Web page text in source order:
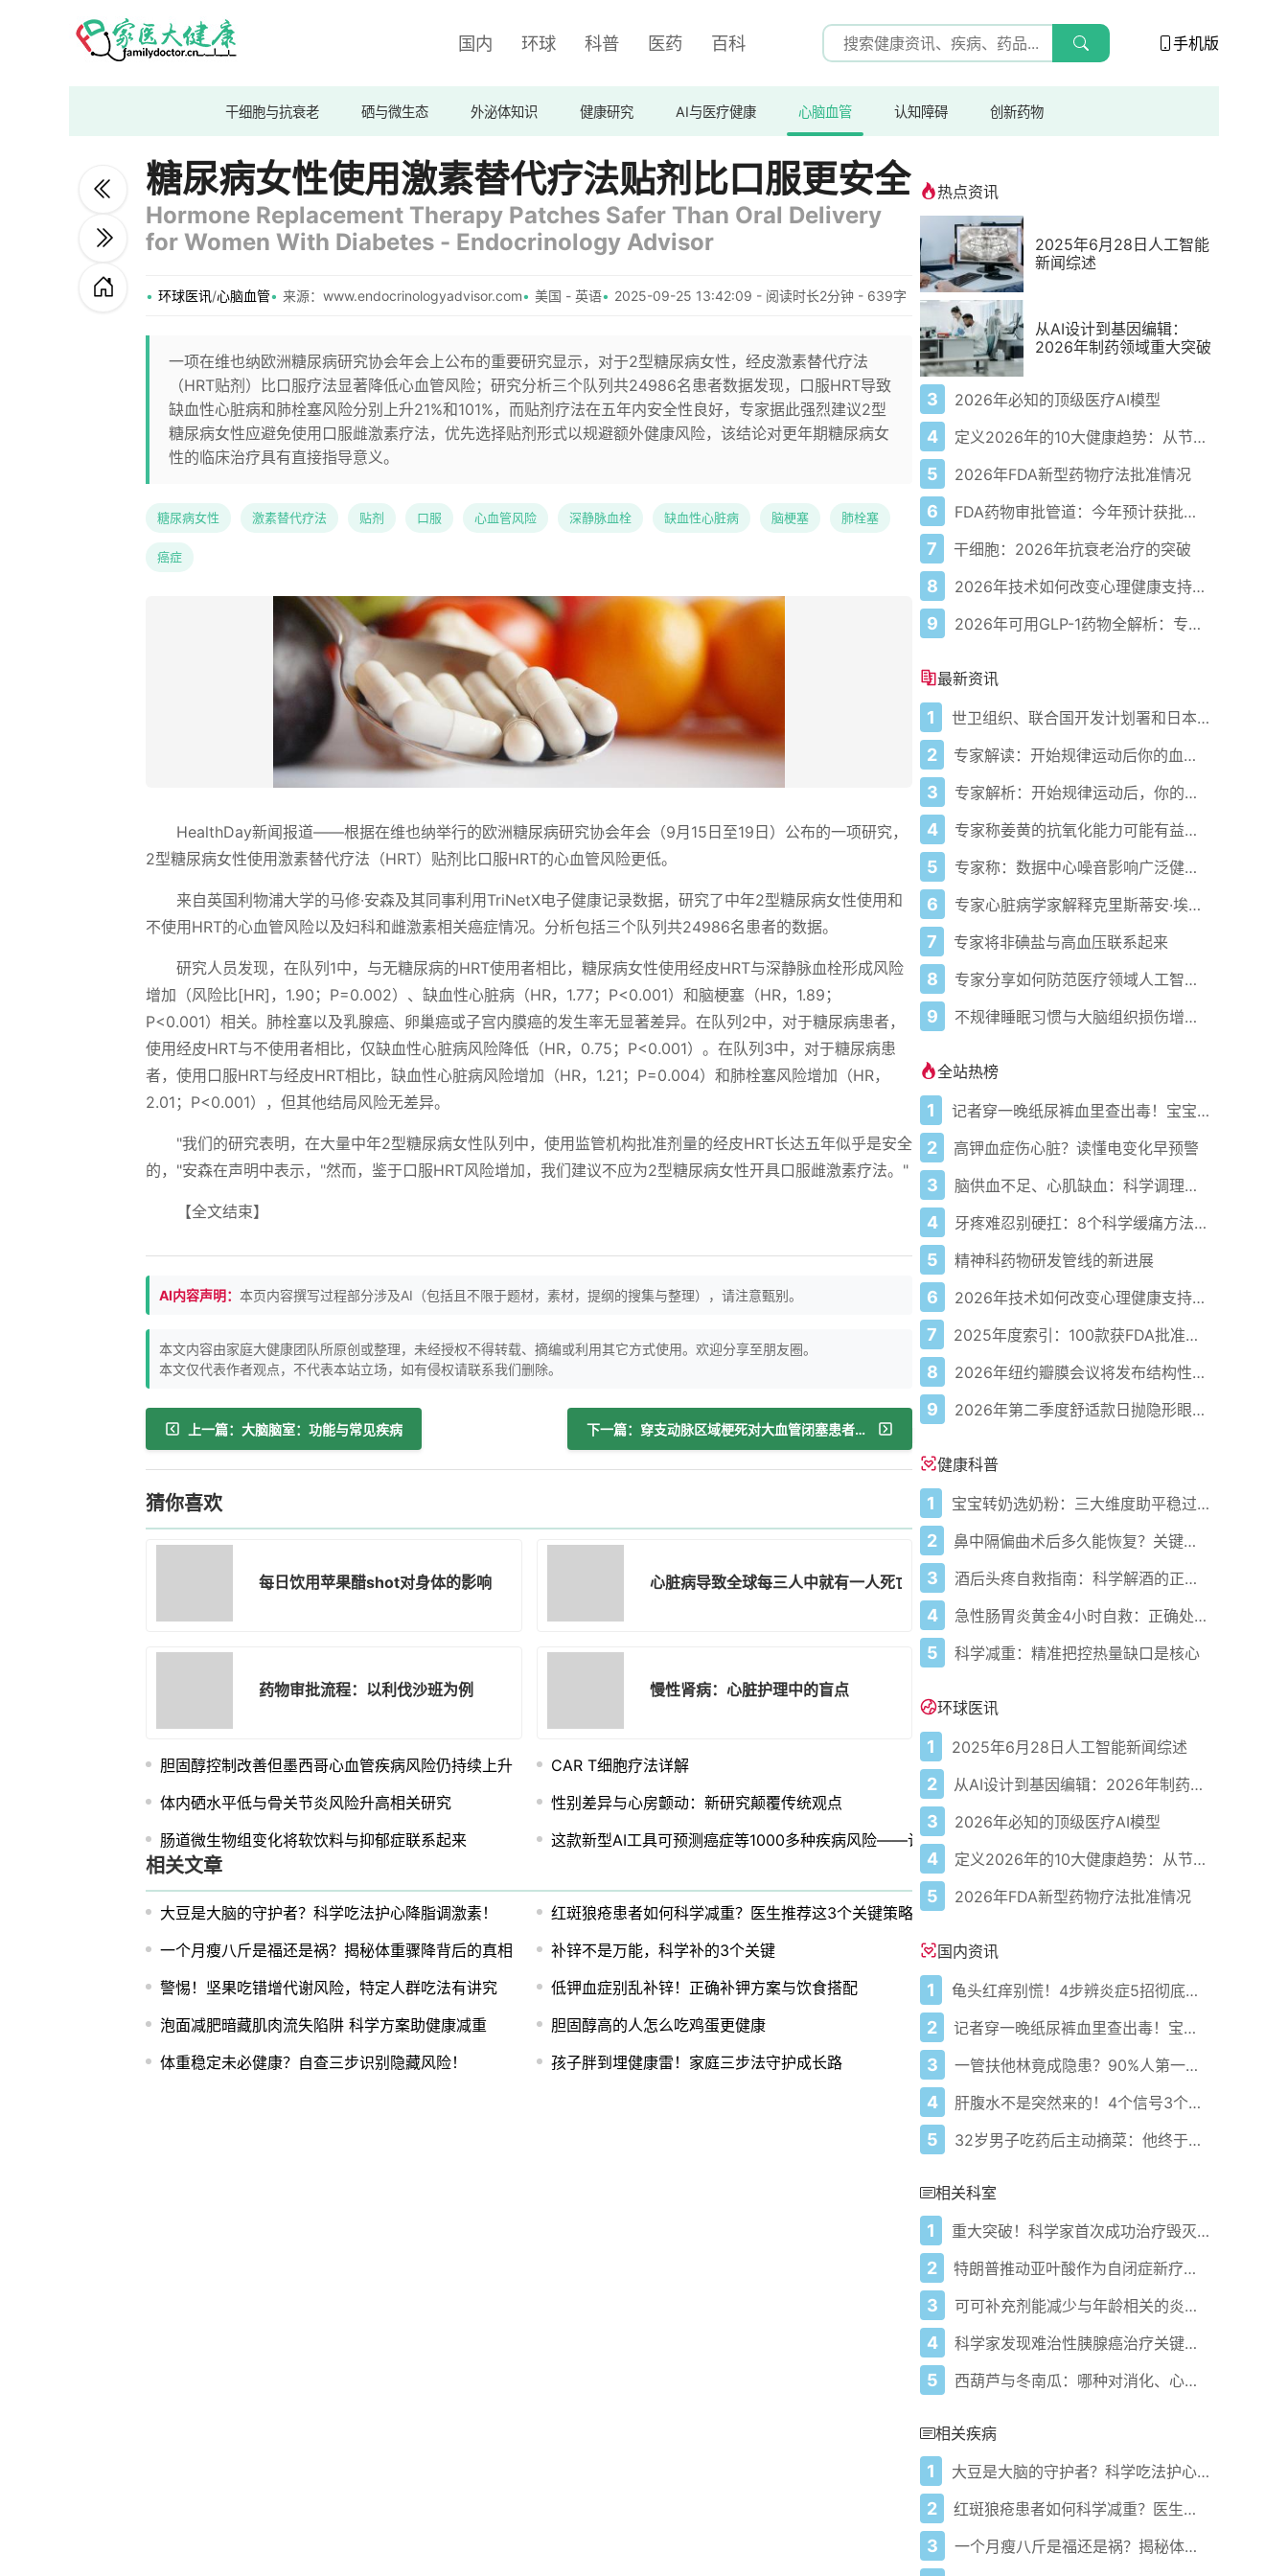
国内 环球 科普 医药 百科 手机版
干细胞与抗衰老 硒与微生态 外泌体知识 健康研究 AI与医疗健康 心脑血管 认知障碍 创新药物
糖尿病女性使用激素替代疗法贴剂比口服更安全
Hormone Replacement Therapy Patches Safer Than Oral Delivery
for Women With Diabetes - Endocrinology Advisor
环球医讯/心脑血管 来源：www.endocrinologyadvisor.com 美国 - 英语 2025-09-25 13:42:09 - 阅读时长2分钟 - 639字
一项在维也纳欧洲糖尿病研究协会年会上公布的重要研究显示，对于2型糖尿病女性，经皮激素替代疗法
（HRT贴剂）比口服疗法显著降低心血管风险；研究分析三个队列共24986名患者数据发现，口服HRT导致
缺血性心脏病和肺栓塞风险分别上升21%和101%，而贴剂疗法在五年内安全性良好，专家据此强烈建议2型
糖尿病女性应避免使用口服雌激素疗法，优先选择贴剂形式以规避额外健康风险，该结论对更年期糖尿病女
性的临床治疗具有直接指导意义。
糖尿病女性 激素替代疗法 贴剂 口服 心血管风险 深静脉血栓 缺血性心脏病 脑梗塞 肺栓塞
癌症
HealthDay新闻报道——根据在维也纳举行的欧洲糖尿病研究协会年会（9月15日至19日）公布的一项研究，
2型糖尿病女性使用激素替代疗法（HRT）贴剂比口服HRT的心血管风险更低。
来自英国利物浦大学的马修·安森及其同事利用TriNetX电子健康记录数据，研究了中年2型糖尿病女性使用和
不使用HRT的心血管风险以及妇科和雌激素相关癌症情况。分析包括三个队列共24986名患者的数据。
研究人员发现，在队列1中，与无糖尿病的HRT使用者相比，糖尿病女性使用经皮HRT与深静脉血栓形成风险
增加（风险比[HR]，1.90；P=0.002）、缺血性心脏病（HR，1.77；P<0.001）和脑梗塞（HR，1.89；
P<0.001）相关。肺栓塞以及乳腺癌、卵巢癌或子宫内膜癌的发生率无显著差异。在队列2中，对于糖尿病患者，
使用经皮HRT与不使用者相比，仅缺血性心脏病风险降低（HR，0.75；P<0.001）。在队列3中，对于糖尿病患
者，使用口服HRT与经皮HRT相比，缺血性心脏病风险增加（HR，1.21；P=0.004）和肺栓塞风险增加（HR，
2.01；P<0.001），但其他结局风险无差异。
"我们的研究表明，在大量中年2型糖尿病女性队列中，使用监管机构批准剂量的经皮HRT长达五年似乎是安全
的，"安森在声明中表示，"然而，鉴于口服HRT风险增加，我们建议不应为2型糖尿病女性开具口服雌激素疗法。"
【全文结束】
AI内容声明： 本页内容撰写过程部分涉及AI（包括且不限于题材，素材，提纲的搜集与整理），请注意甄别。
本文内容由家庭大健康团队所原创或整理，未经授权不得转载、摘编或利用其它方式使用。欢迎分享至朋友圈。
本文仅代表作者观点，不代表本站立场，如有侵权请联系我们删除。
上一篇：大脑脑室：功能与常见疾病 下一篇：穿支动脉区域梗死对大血管闭塞患者功能预后的影响
猜你喜欢
每日饮用苹果醋shot对身体的影响 心脏病导致全球每三人中就有一人死亡 并不令人意外
药物审批流程：以利伐沙班为例 慢性肾病：心脏护理中的盲点
胆固醇控制改善但墨西哥心血管疾病风险仍持续上升
CAR T细胞疗法详解
体内硒水平低与骨关节炎风险升高相关研究
性别差异与心房颤动：新研究颠覆传统观点
肠道微生物组变化将软饮料与抑郁症联系起来
这款新型AI工具可预测癌症等1000多种疾病风险——认识Delphi-2M
相关文章
大豆是大脑的守护者？科学吃法护心降脂调激素！
红斑狼疮患者如何科学减重？医生推荐这3个关键策略
一个月瘦八斤是福还是祸？揭秘体重骤降背后的真相
补锌不是万能，科学补的3个关键
警惕！坚果吃错增代谢风险，特定人群吃法有讲究
低钾血症别乱补锌！正确补钾方案与饮食搭配
泡面减肥暗藏肌肉流失陷阱 科学方案助健康减重
胆固醇高的人怎么吃鸡蛋更健康
体重稳定未必健康？自查三步识别隐藏风险！
孩子胖到埋健康雷！家庭三步法守护成长路
热点资讯
2025年6月28日人工智能
新闻综述
从AI设计到基因编辑：
2026年制药领域重大突破
3 2026年必知的顶级医疗AI模型
4 定义2026年的10大健康趋势：从节律健康到冷热交替疗法
5 2026年FDA新型药物疗法批准情况
6 FDA药物审批管道：今年预计获批的关键新疗法
7 干细胞：2026年抗衰老治疗的突破
8 2026年技术如何改变心理健康支持的获取方式
9 2026年可用GLP-1药物全解析：专家指南
最新资讯
1 世卫组织、联合国开发计划署和日本在加纳启动人工智能健康计划 应对气候敏感性疾病并加强医疗服务
2 专家解读：开始规律运动后你的血压会发生什么变化
3 专家解析：开始规律运动后，你的血压会发生什么变化
4 专家称姜黄的抗氧化能力可能有益心脏健康
5 专家称：数据中心噪音影响广泛健康问题
6 专家心脏病学家解释克里斯蒂安·埃里克森为丹麦队晕倒的原因
7 专家将非碘盐与高血压联系起来
8 专家分享如何防范医疗领域人工智能的负面影响
9 不规律睡眠习惯与大脑组织损伤增加相关
全站热榜
1 记者穿一晚纸尿裤血里查出毒！宝宝血液浓度竟是成人的5倍？
2 高钾血症伤心脏？读懂电变化早预警
3 脑供血不足、心肌缺血：科学调理全攻略
4 牙疼难忍别硬扛：8个科学缓痛方法收好
5 精神科药物研发管线的新进展
6 2026年技术如何改变心理健康支持的获取方式
7 2025年度索引：100款获FDA批准的AI驱动医疗设备
8 2026年纽约瓣膜会议将发布结构性心脏病最新研究成果
9 2026年第二季度舒适款日抛隐形眼镜推荐，优瞳主打长效佩戴体验
健康科普
1 宝宝转奶选奶粉：三大维度助平稳过渡
2 鼻中隔偏曲术后多久能恢复？关键看这几点
3 酒后头疼自救指南：科学解酒的正确打开方式
4 急性肠胃炎黄金4小时自救：正确处置与误区避坑关键
5 科学减重：精准把控热量缺口是核心
环球医讯
1 2025年6月28日人工智能新闻综述
2 从AI设计到基因编辑：2026年制药领域重大突破
3 2026年必知的顶级医疗AI模型
4 定义2026年的10大健康趋势：从节律健康到冷热交替疗法
5 2026年FDA新型药物疗法批准情况
国内资讯
1 龟头红痒别慌！4步辨炎症5招彻底防复发
2 记者穿一晚纸尿裤血里查出毒！宝宝血液浓度竟是成人的5倍？
3 一管扶他林竟成隐患？90%人第一步就错了！
4 肝腹水不是突然来的！4个信号3个管理要点别等肚子鼓起来
5 32岁男子吃药后主动摘菜：他终于活过来了？
相关科室
1 重大突破！科学家首次成功治疗毁灭性脑部疾病亨廷顿病
2 特朗普推动亚叶酸作为自闭症新疗法。它是什么？
3 可可补充剂能减少与年龄相关的炎症吗
4 科学家发现难治性胰腺癌治疗关键靶点
5 西葫芦与冬南瓜：哪种对消化、心脏健康和血糖更有益
相关疾病
1 大豆是大脑的守护者？科学吃法护心降脂调激素！
2 红斑狼疮患者如何科学减重？医生推荐这3个关键策略
3 一个月瘦八斤是福还是祸？揭秘体重骤降背后的真相